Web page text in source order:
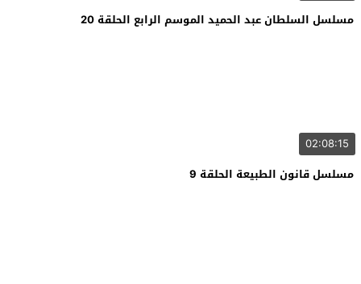
مسلسل السلطان عبد الحميد الموسم الرابع الحلقة 20
02:08:15
مسلسل قانون الطبيعة الحلقة 9